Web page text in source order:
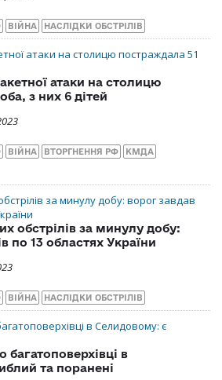
ВІЙНА НАСЛІДКИ ОБСТРІЛІВ
атаки на столицю
з них 6 дітей
ВІЙНА ВТОРГНЕННЯ РФ КМДА
обстрілів за минулу добу:
по 13 областях України
ВІЙНА НАСЛІДКИ ОБСТРІЛІВ
багатоповерхівці в
та поранені